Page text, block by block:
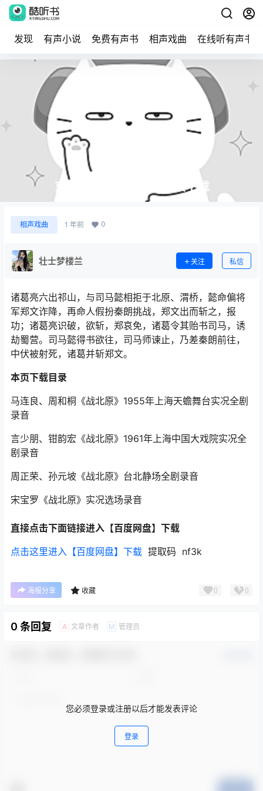
发现 有声小说 免费有声书 相声戏曲 在线听有声书
京剧《战北原》MP3免费下载
相声戏曲 1 年前 0
壮士梦楼兰 关注 私信
诸葛亮六出祁山，与司马懿相拒于北原、渭桥，懿命偏将
军郑文诈降，再命人假扮秦朗挑战，郑文出而斩之，报
功；诸葛亮识破，欲斩，郑哀免，诸葛令其贻书司马，诱
劫蜀营。司马懿得书欲往，司马师谏止，乃差秦朗前往，
中伏被射死，诸葛并斩郑文。
本页下载目录
马连良、周和桐《战北原》1955年上海天蟾舞台实况全剧
录音
言少朋、钳韵宏《战北原》1961年上海中国大戏院实况全
剧录音
周正荣、孙元坡《战北原》台北静场全剧录音
宋宝罗《战北原》实况选场录音
直接点击下面链接进入【百度网盘】下载
点击这里进入【百度网盘】下载 提取码 nf3k
海报分享 收藏 0 0
0 条回复 A 文章作者 M 管理员
您必须登录或注册以后才能发表评论
登录